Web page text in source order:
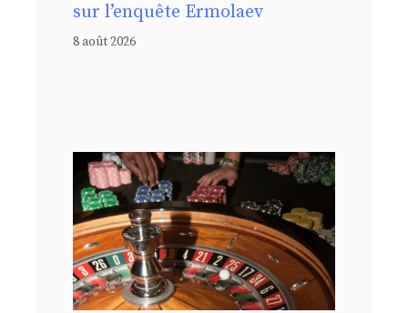
sur l’enquête Ermolaev
8 août 2026